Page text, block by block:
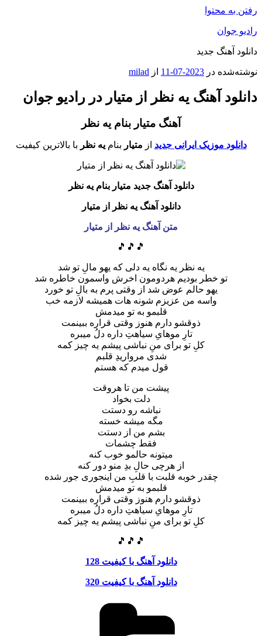
رفتن به محتوا
رادیو جوان
دانلود آهنگ جدید
نوشته‌شده در 2023-07-11 از milad
دانلود آهنگ یه نظر از متیار در رادیو جوان
آهنگ متیار بنام یه نظر
دانلود موزیک ایرانی جدید از متیار بنامیه نظر با بالاترین کیفیت
دانلود آهنگ جدید متیار بنام یه نظر
دانلود آهنگ یه نظر از متیار
متن آهنگ یه نظر از متیار
🎵🎵🎵
یه نظر یه نگاه یه دلی که یهو مالِ تو شد
تو خطر بودیم هردومون اخرش واسمون خاطره شد
یهو حالم عوض شد از وقتی پرم به بالِ تو خورد
واسه من عزیزم شونه هات همیشه لازمه خب
قلبمو به تو میدمش
ذوقشو دارم هنوز وقتی قراره ببینمت
تارِ موهایِ سیاهتِ داره دلُ میبره
کلِ تو برای منِ نباشی پیشم یه چیز کمه
شدی مرواریدِ قلبم
قول میدم که هستم
پیشت من تا هروقت
دلت بخواد
نباشه رو دستت
مگه میشه خسته
بشم من از دستت
فقط چشمات
میتونه حالمو خوب کنه
از هرچی حالِ بدِ منو دور کنه
چقدر خوبه قلبت با قلبِ من اینجوری جور شده
قلبمو به تو میدمش
ذوقشو دارم هنوز وقتی قراره ببینمت
تارِ موهایِ سیاهتِ داره دلُ میبره
کلِ تو برای منِ نباشی پیشم یه چیز کمه
🎵🎵🎵
دانلود آهنگ با کیفیت 128
دانلود آهنگ با کیفیت 320